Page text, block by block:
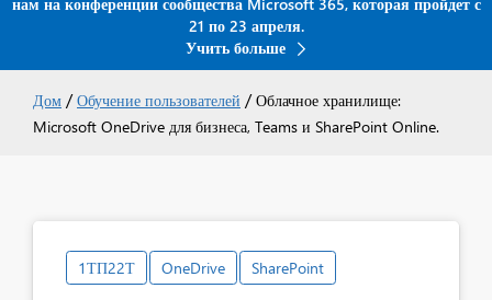
21 по 23 апреля.
Учить больше
Дом /Обучение пользователей /Облачное хранилище:
Microsoft OneDrive для бизнеса, Teams и SharePoint Online.
1ТП22Т OneDrive SharePoint